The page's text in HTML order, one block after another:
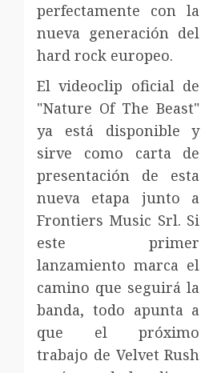
perfectamente con la
nueva generación del
hard rock europeo.
El videoclip oficial de
"Nature Of The Beast"
ya está disponible y
sirve como carta de
presentación de esta
nueva etapa junto a
Frontiers Music Srl. Si
este primer
lanzamiento marca el
camino que seguirá la
banda, todo apunta a
que el próximo
trabajo de Velvet Rush